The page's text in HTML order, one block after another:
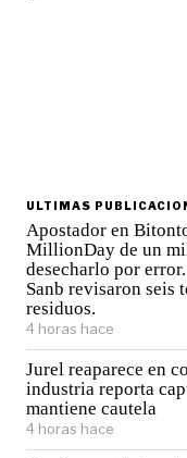
ULTIMAS
Apostador en
MillionDay de un
desecharlo por
Sanb revisaron seis
residuos.
4 horas hace
Jurel reaparece en
industria reporta
mantiene cautela
4 horas hace